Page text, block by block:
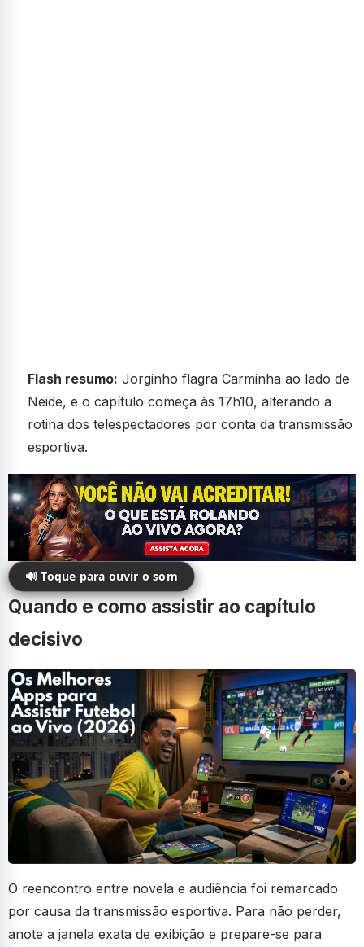
Flash resumo: Jorginho flagra Carminha ao lado de
Neide, e o capítulo começa às 17h10, alterando a
rotina dos telespectadores por conta da transmissão
esportiva.
🔊 Toque para ouvir o som
Quando e como assistir ao capítulo
decisivo
O reencontro entre novela e audiência foi remarcado
por causa da transmissão esportiva. Para não perder,
anote a janela exata de exibição e prepare-se para